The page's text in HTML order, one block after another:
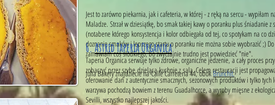
Jest to zarówno piekarnia, jak i cafeteria, w której - z ręką na sercu - wypiłam
Maladze. Strzał w dziesiątkę, bo smak takiej kawy o poranku plus śniadanie
(notabene którego konsystencja i kolor odbiegała od tej, co spotykam na co
doznanie smaków i lepszego startu o poranku nie można sobie wyobrazić ;) Do
zamawiam coś słodkiego, bo zwyczajnie trudno jest powiedzieć "nie".
Julia Bakery znajdziecie na Calle Carreteria 44, obok Brunchit.
6.Astrid Taperia Organica
Taperia Organica serwuje tylko zdrowe, organiczne jedzenie, a cały proces
zobaczyć przez szybę dzielącą kuchnie z salą. Celem restauracji jest
oferowanie dań z autentycznie smacznych, sezonowych produktów i tylko tych
warzywa pochodzą bowiem z terenu Guadalhorce, a wyroby mięsne z
Sevilli, wszystko najlepszej jakości.